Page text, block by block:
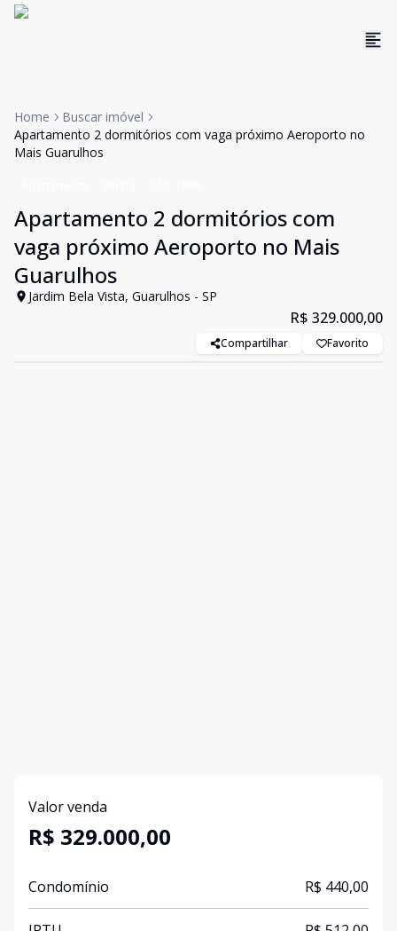
Home
Buscar imóvel
Apartamento 2 dormitórios com vaga próximo Aeroporto no
Mais Guarulhos
Apartamento 2 dormitórios com
vaga próximo Aeroporto no Mais
Guarulhos
Jardim Bela Vista, Guarulhos - SP
R$ 329.000,00
Compartilhar Favorito
Valor venda
R$ 329.000,00
Condomínio R$ 440,00